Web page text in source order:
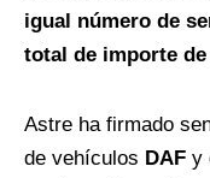
igual número de
total de importe
Astre ha firmado
de vehículos DAF y